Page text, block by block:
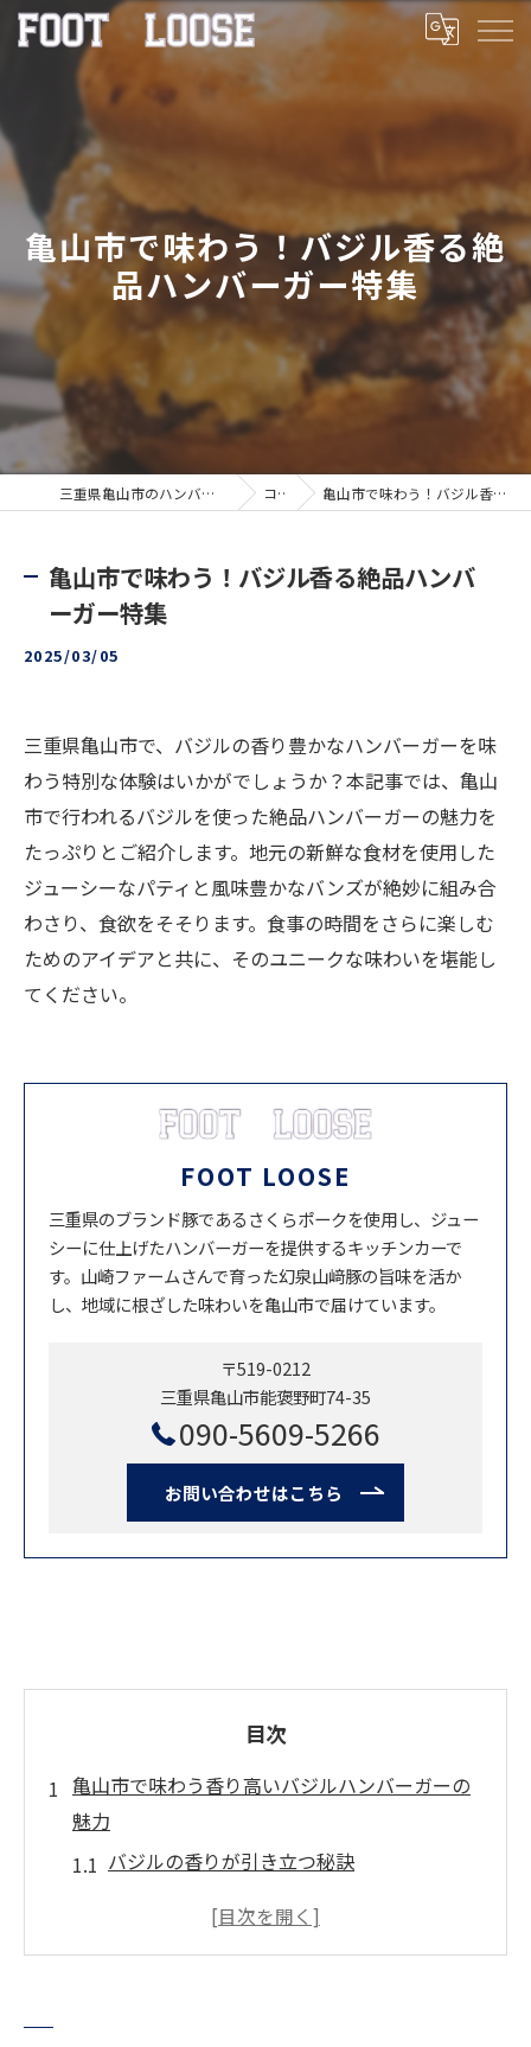
亀山市で味わう！バジル香る絶
品ハンバーガー特集
三重県亀山市のハンバーガーならFOOT LOOSE コラム 亀山市で味わう！バジル香る絶品ハンバーガー特集
亀山市で味わう！バジル香る絶品ハンバ
ーガー特集
2025/03/05
三重県亀山市で、バジルの香り豊かなハンバーガーを味
わう特別な体験はいかがでしょうか？本記事では、亀山
市で行われるバジルを使った絶品ハンバーガーの魅力を
たっぷりとご紹介します。地元の新鮮な食材を使用した
ジューシーなパティと風味豊かなバンズが絶妙に組み合
わさり、食欲をそそります。食事の時間をさらに楽しむ
ためのアイデアと共に、そのユニークな味わいを堪能し
てください。
FOOT LOOSE
三重県のブランド豚であるさくらポークを使用し、ジュー
シーに仕上げたハンバーガーを提供するキッチンカーで
す。山崎ファームさんで育った幻泉山﨑豚の旨味を活か
し、地域に根ざした味わいを亀山市で届けています。
〒519-0212
三重県亀山市能褒野町74-35
090-5609-5266
お問い合わせはこちら
目次
亀山市で味わう香り高いバジルハンバーガーの
魅力
バジルの香りが引き立つ秘訣
亀山市ならではのユニークな素材選び